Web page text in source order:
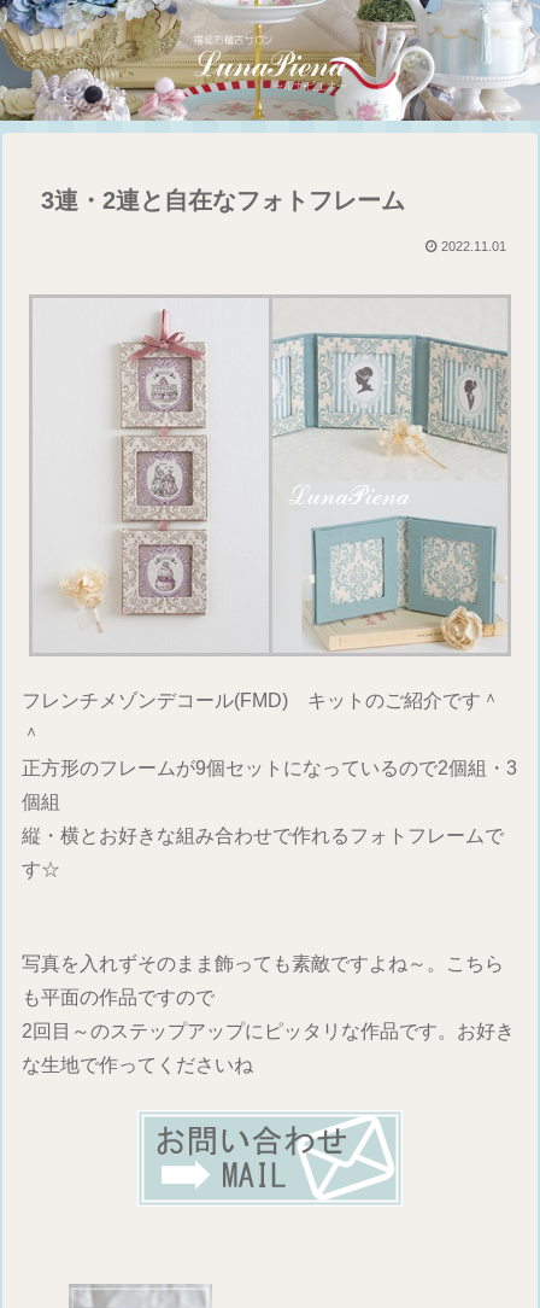
3連・2連と自在なフォトフレーム
2022.11.01
フレンチメゾンデコール(FMD) キットのご紹介です＾
＾
正方形のフレームが9個セットになっているので2個組・3
個組
縦・横とお好きな組み合わせで作れるフォトフレームで
す☆
写真を入れずそのまま飾っても素敵ですよね～。こちら
も平面の作品ですので
2回目～のステップアップにピッタリな作品です。お好き
な生地で作ってくださいね